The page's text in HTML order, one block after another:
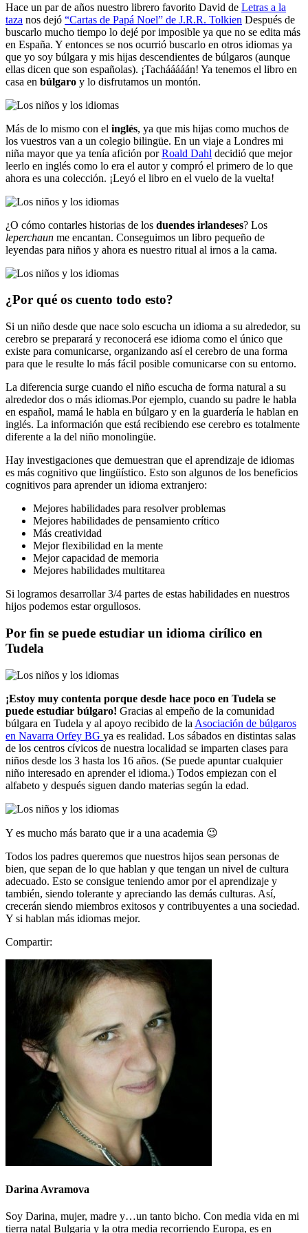
Hace un par de años nuestro librero favorito David de Letras a la
taza nos dejó “Cartas de Papá Noel” de J.R.R. Tolkien Después de
buscarlo mucho tiempo lo dejé por imposible ya que no se edita más
en España. Y entonces se nos ocurrió buscarlo en otros idiomas ya
que yo soy búlgara y mis hijas descendientes de búlgaros (aunque
ellas dicen que son españolas). ¡Tachááááán! Ya tenemos el libro en
casa en búlgaro y lo disfrutamos un montón.
Más de lo mismo con el inglés, ya que mis hijas como muchos de
los vuestros van a un colegio bilingüe. En un viaje a Londres mi
niña mayor que ya tenía afición porRoald Dahl decidió que mejor
leerlo en inglés como lo era el autor y compró el primero de lo que
ahora es una colección. ¡Leyó el libro en el vuelo de la vuelta!
¿O cómo contarles historias de los duendes irlandeses? Los
leperchaun me encantan. Conseguimos un libro pequeño de
leyendas para niños y ahora es nuestro ritual al irnos a la cama.
¿Por qué os cuento todo esto?
Si un niño desde que nace solo escucha un idioma a su alrededor, su
cerebro se preparará y reconocerá ese idioma como el único que
existe para comunicarse, organizando así el cerebro de una forma
para que le resulte lo más fácil posible comunicarse con su entorno.
La diferencia surge cuando el niño escucha de forma natural a su
alrededor dos o más idiomas.Por ejemplo, cuando su padre le habla
en español, mamá le habla en búlgaro y en la guardería le hablan en
inglés. La información que está recibiendo ese cerebro es totalmente
diferente a la del niño monolingüe.
Hay investigaciones que demuestran que el aprendizaje de idiomas
es más cognitivo que lingüístico. Esto son algunos de los beneficios
cognitivos para aprender un idioma extranjero:
Mejores habilidades para resolver problemas
Mejores habilidades de pensamiento crítico
Más creatividad
Mejor flexibilidad en la mente
Mejor capacidad de memoria
Mejores habilidades multitarea
Si logramos desarrollar 3/4 partes de estas habilidades en nuestros
hijos podemos estar orgullosos.
Por fin se puede estudiar un idioma cirílico en
Tudela
¡Estoy muy contenta porque desde hace poco en Tudela se
puede estudiar búlgaro! Gracias al empeño de la comunidad
búlgara en Tudela y al apoyo recibido de la Asociación de búlgaros
en Navarra Orfey BG ya es realidad. Los sábados en distintas salas
de los centros cívicos de nuestra localidad se imparten clases para
niños desde los 3 hasta los 16 años. (Se puede apuntar cualquier
niño interesado en aprender el idioma.) Todos empiezan con el
alfabeto y después siguen dando materias según la edad.
Y es mucho más barato que ir a una academia 😉
Todos los padres queremos que nuestros hijos sean personas de
bien, que sepan de lo que hablan y que tengan un nivel de cultura
adecuado. Esto se consigue teniendo amor por el aprendizaje y
también, siendo tolerante y apreciando las demás culturas. Así,
crecerán siendo miembros exitosos y contribuyentes a una sociedad.
Y si hablan más idiomas mejor.
Compartir:
Darina Avramova
Soy Darina, mujer, madre y…un tanto bicho. Con media vida en mi
tierra natal Bulgaria y la otra media recorriendo Europa, es en